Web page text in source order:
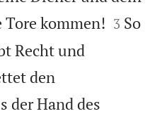
Tore kommen! 

3 So
Recht und
den
der Hand des